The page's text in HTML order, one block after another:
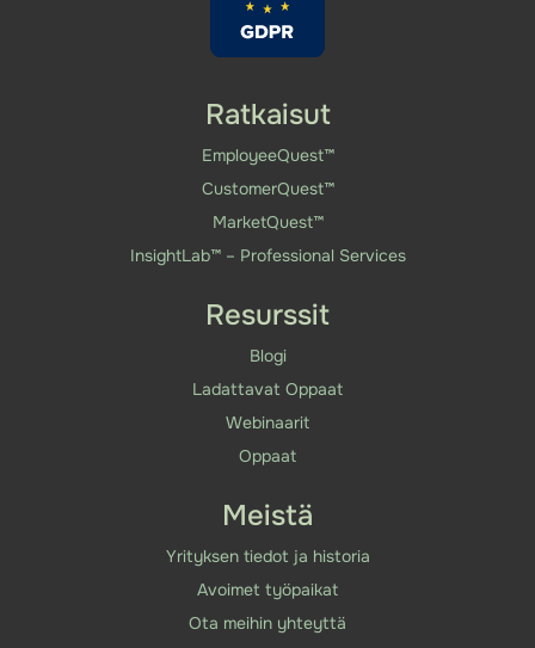
Ratkaisut
EmployeeQuest™
CustomerQuest™
MarketQuest™
InsightLab™ – Professional Services
Resurssit
Blogi
Ladattavat Oppaat
Webinaarit
Oppaat
Meistä
Yrityksen tiedot ja historia
Avoimet työpaikat
Ota meihin yhteyttä